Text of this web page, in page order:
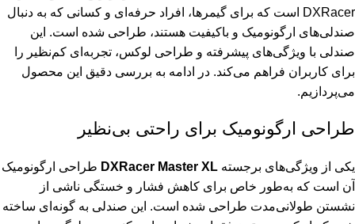
DXRacer است که برای گیمرها، افراد حرفه‌ای و کسانی که به دنبال
صندلی‌های ارگونومیک و باکیفیت هستند، طراحی شده است. این
صندلی با ویژگی‌های پیشرفته و طراحی لوکس، تجربه‌ای کم‌نظیر را
برای کاربران فراهم می‌کند. در ادامه به بررسی دقیق این محصول
می‌پردازیم.
طراحی ارگونومیک برای راحتی بی‌نظیر
یکی از ویژگی‌های برجسته DXRacer Master XL طراحی ارگونومیک
آن است که به‌طور خاص برای کاهش فشار و خستگی ناشی از
نشستن طولانی‌مدت طراحی شده است. این صندلی به گونه‌ای ساخته